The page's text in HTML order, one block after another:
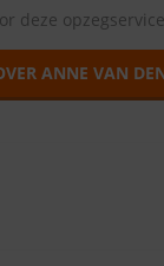
deze opzegservice
ANNE VAN